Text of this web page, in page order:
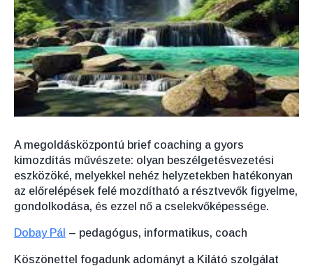
A megoldásközpontú brief coaching a gyors
kimozdítás művészete: olyan beszélgetésvezetési
eszközöké, melyekkel nehéz helyzetekben hatékonyan
az előrelépések felé mozdítható a résztvevők figyelme,
gondolkodása, és ezzel nő a cselekvőképessége.
Dobay Pál – pedagógus, informatikus, coach
Köszönettel fogadunk adományt a Kilátó szolgálat